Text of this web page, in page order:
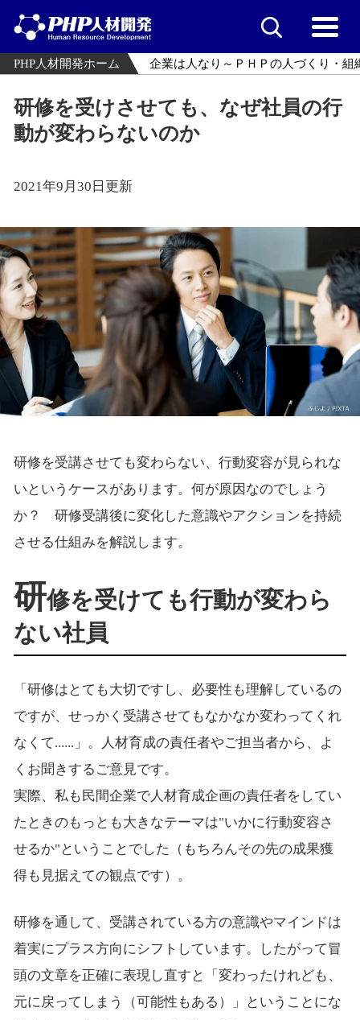
PHP人材開発ホーム 企業は人なり～ＰＨＰの人づくり・組
研修を受けさせても、なぜ社員の行
動が変わらないのか
2021年9月30日更新
研修を受講させても変わらない、行動変容が見られな
いというケースがあります。何が原因なのでしょう
か？ 研修受講後に変化した意識やアクションを持続
させる仕組みを解説します。
研修を受けても行動が変わら
ない社員
「研修はとても大切ですし、必要性も理解しているの
ですが、せっかく受講させてもなかなか変わってくれ
なくて......」。人材育成の責任者やご担当者から、よ
くお聞きするご意見です。
実際、私も民間企業で人材育成企画の責任者をしてい
たときのもっとも大きなテーマは"いかに行動変容さ
せるか"ということでした（もちろんその先の成果獲
得も見据えての観点です）。
研修を通して、受講されている方の意識やマインドは
着実にプラス方向にシフトしています。したがって冒
頭の文章を正確に表現し直すと「変わったけれども、
元に戻ってしまう（可能性もある）」ということにな